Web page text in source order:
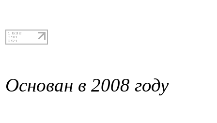
Основан в 2008 году